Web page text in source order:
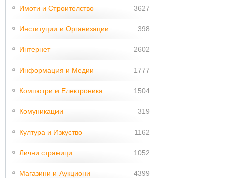
Имоти и Строителство 3627
Институции и Организации 398
Интернет 2602
Информация и Медии 1777
Компютри и Електроника 1504
Комуникации 319
Култура и Изкуство 1162
Лични страници 1052
Магазини и Аукциони 4399